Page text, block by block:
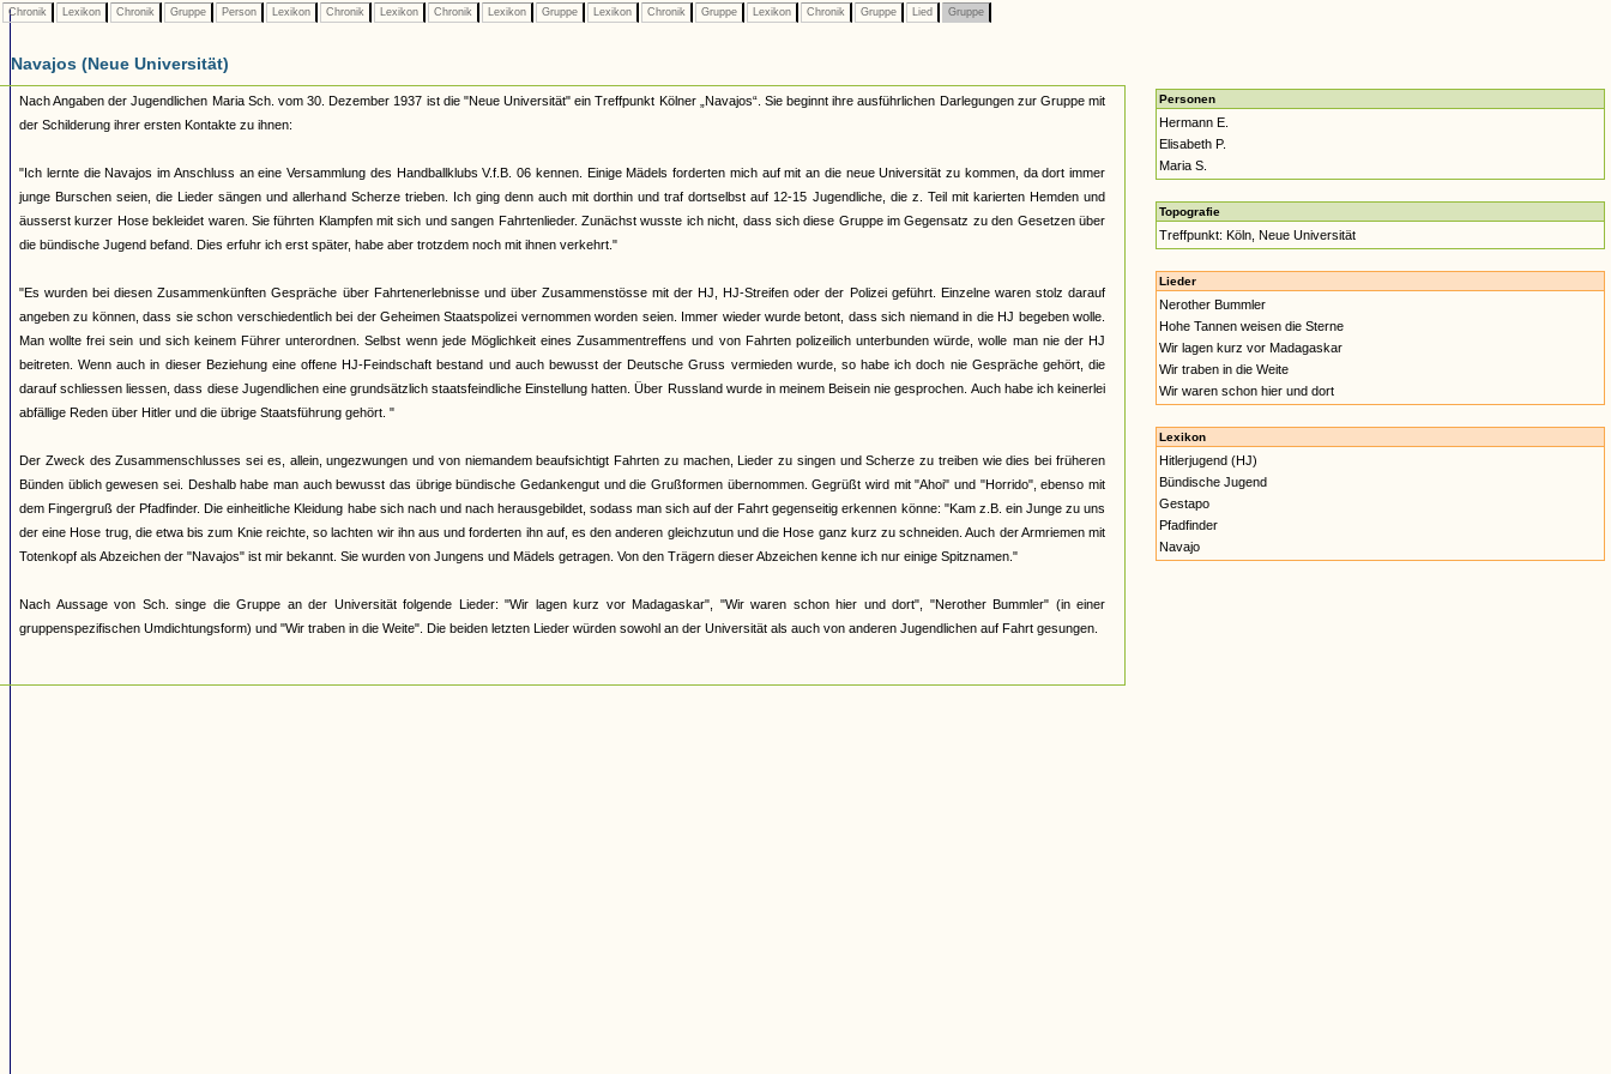
Chronik Lexikon Chronik Gruppe Person Lexikon Chronik Lexikon Chronik Lexikon Gruppe Lexikon Chronik Gruppe Lexikon Chronik Gruppe Lied Gruppe
Navajos (Neue Universität)
Nach Angaben der Jugendlichen Maria Sch. vom 30. Dezember 1937 ist die "Neue Universität" ein Treffpunkt Kölner „Navajos“. Sie beginnt ihre ausführlichen Darlegungen zur Gruppe mit
der Schilderung ihrer ersten Kontakte zu ihnen:
"Ich lernte die Navajos im Anschluss an eine Versammlung des Handballklubs V.f.B. 06 kennen. Einige Mädels forderten mich auf mit an die neue Universität zu kommen, da dort immer
junge Burschen seien, die Lieder sängen und allerhand Scherze trieben. Ich ging denn auch mit dorthin und traf dortselbst auf 12-15 Jugendliche, die z. Teil mit karierten Hemden und
äusserst kurzer Hose bekleidet waren. Sie führten Klampfen mit sich und sangen Fahrtenlieder. Zunächst wusste ich nicht, dass sich diese Gruppe im Gegensatz zu den Gesetzen über
die bündische Jugend befand. Dies erfuhr ich erst später, habe aber trotzdem noch mit ihnen verkehrt."
"Es wurden bei diesen Zusammenkünften Gespräche über Fahrtenerlebnisse und über Zusammenstösse mit der HJ, HJ-Streifen oder der Polizei geführt. Einzelne waren stolz darauf
angeben zu können, dass sie schon verschiedentlich bei der Geheimen Staatspolizei vernommen worden seien. Immer wieder wurde betont, dass sich niemand in die HJ begeben wolle.
Man wollte frei sein und sich keinem Führer unterordnen. Selbst wenn jede Möglichkeit eines Zusammentreffens und von Fahrten polizeilich unterbunden würde, wolle man nie der HJ
beitreten. Wenn auch in dieser Beziehung eine offene HJ-Feindschaft bestand und auch bewusst der Deutsche Gruss vermieden wurde, so habe ich doch nie Gespräche gehört, die
darauf schliessen liessen, dass diese Jugendlichen eine grundsätzlich staatsfeindliche Einstellung hatten. Über Russland wurde in meinem Beisein nie gesprochen. Auch habe ich keinerlei
abfällige Reden über Hitler und die übrige Staatsführung gehört. "
Der Zweck des Zusammenschlusses sei es, allein, ungezwungen und von niemandem beaufsichtigt Fahrten zu machen, Lieder zu singen und Scherze zu treiben wie dies bei früheren
Bünden üblich gewesen sei. Deshalb habe man auch bewusst das übrige bündische Gedankengut und die Grußformen übernommen. Gegrüßt wird mit "Ahoi" und "Horrido", ebenso mit
dem Fingergruß der Pfadfinder. Die einheitliche Kleidung habe sich nach und nach herausgebildet, sodass man sich auf der Fahrt gegenseitig erkennen könne: "Kam z.B. ein Junge zu uns
der eine Hose trug, die etwa bis zum Knie reichte, so lachten wir ihn aus und forderten ihn auf, es den anderen gleichzutun und die Hose ganz kurz zu schneiden. Auch der Armriemen mit
Totenkopf als Abzeichen der "Navajos" ist mir bekannt. Sie wurden von Jungens und Mädels getragen. Von den Trägern dieser Abzeichen kenne ich nur einige Spitznamen."
Nach Aussage von Sch. singe die Gruppe an der Universität folgende Lieder: "Wir lagen kurz vor Madagaskar", "Wir waren schon hier und dort", "Nerother Bummler" (in einer
gruppenspezifischen Umdichtungsform) und "Wir traben in die Weite". Die beiden letzten Lieder würden sowohl an der Universität als auch von anderen Jugendlichen auf Fahrt gesungen.
Personen
Hermann E.
Elisabeth P.
Maria S.
Topografie
Treffpunkt: Köln, Neue Universität
Lieder
Nerother Bummler
Hohe Tannen weisen die Sterne
Wir lagen kurz vor Madagaskar
Wir traben in die Weite
Wir waren schon hier und dort
Lexikon
Hitlerjugend (HJ)
Bündische Jugend
Gestapo
Pfadfinder
Navajo